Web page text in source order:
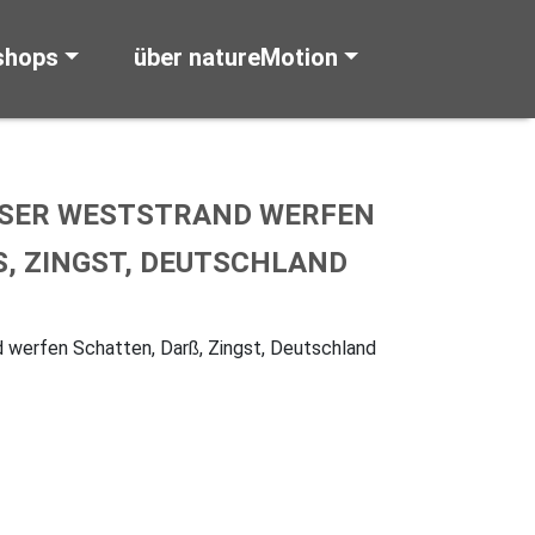
über natureMotion
WESTSTRAND WERFEN S
DEUTSCHLAND
werfen Schatten, Darß, Zingst, Deutschland